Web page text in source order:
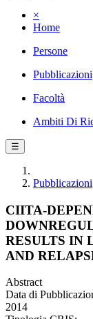
×
Home
Persone
Pubblicazioni
Facoltà
Ambiti Di
☰
Pubblicazioni
CIITA-
RESULTS IN
AND
Abstract
Data di
2014